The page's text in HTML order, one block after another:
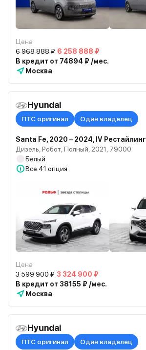
Цена
6 968 888 ₽ 6 258 888 ₽
В кредит от 74894 ₽ /мес.
Москва
Hyundai
ПТС оригинал Один владелец
Santa Fe, 2020 – 2024, IV Рестайлинг
Дизель, Робот, Полный, 2021, 79000
Белый
Все 41 опция
Цена
3 599 900 ₽ 3 324 900 ₽
В кредит от 38155 ₽ /мес.
Москва
Hyundai
ПТС оригинал Один владелец